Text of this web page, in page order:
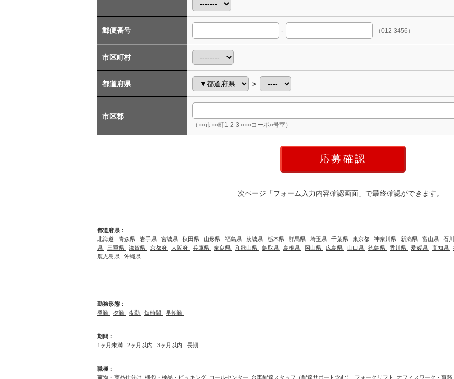
郵便番号 - （012-3456）
市区町村
都道府県 ＞
市区郡
（○○市○○町1-2-3 ○○○コーポ○号室）
次ページ「フォーム入力内容確認画面」で最終確認ができます。
都道府県：
北海道
青森県 岩手県 宮城県 秋田県 山形県 福島県 茨城県 栃木県 群馬県 埼玉県 千葉県 東京都 神奈川県 新潟県 富山県
石
県
三重県 滋賀県 京都府 大阪府 兵庫県 奈良県 和歌山県 鳥取県 島根県 岡山県 広島県 山口県 徳島県 香川県 愛媛県 高知県
鹿児島県
沖縄県
勤務形態：
昼勤
夕勤 夜勤 短時間 早朝勤
期間：
1ヶ月未満
2ヶ月以内 3ヶ月以内 長期
職種：
荷物・商品仕分け 梱包・検品・ピッキング コールセンター 台車配達スタッフ（配達サポート含む） フォークリフト オフィスワーク・事務